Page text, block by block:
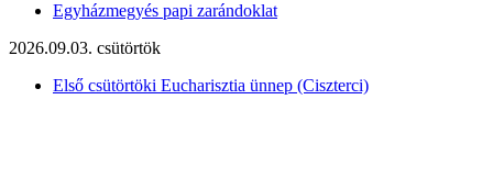
Egyházmegyés papi zarándoklat
2026.09.03. csütörtök
Első csütörtöki Eucharisztia ünnep (Ciszterci)